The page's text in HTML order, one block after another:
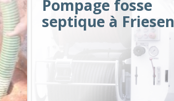
Pompage fosse
septique à Friesen